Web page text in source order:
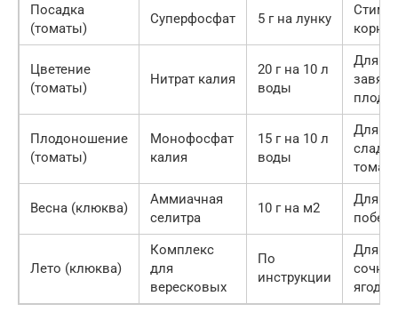
Посадка
(томаты)
Суперфосфат 5 г на лунку
корней
Цветение
(томаты)
Нитрат калия
20 г на 10 л
воды
Для
Плодоношение
(томаты)
Монофосфат
калия
15 г на 10 л
воды
Для
Весна (клюква)
Аммиачная
селитра
10 г на м2
Для
Лето (клюква)
Комплекс
для
вересковых
По
инструкции
Для
ягод